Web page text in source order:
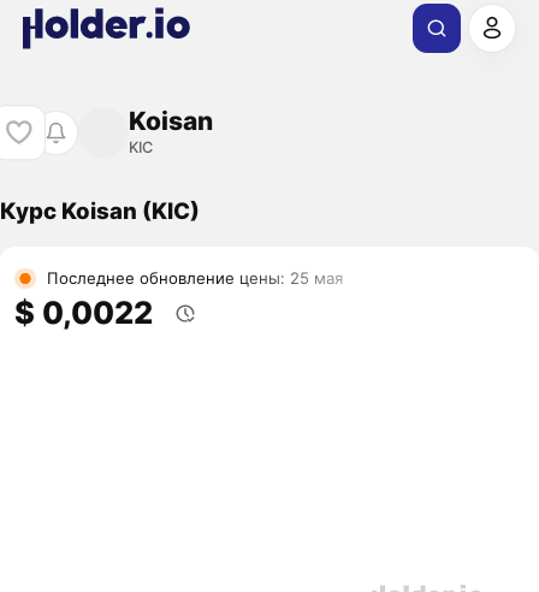
Koisan
KIC
Курс Koisan (KIC)
Последнее обновление цены: 25 мая
$ 0,0022